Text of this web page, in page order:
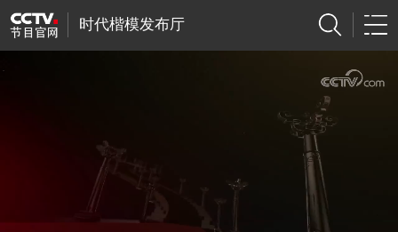
时代楷模发布厅